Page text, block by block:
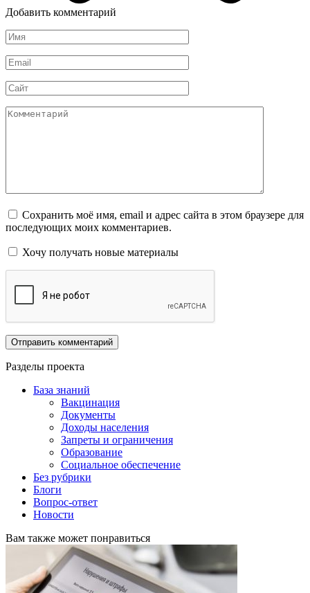
Добавить комментарий
Имя
*
Email
*
Сайт
Комментарий
Сохранить моё имя, email и адрес сайта в этом браузере для
последующих моих комментариев.
Хочу получать новые материалы
Разделы проекта
База знаний
Вакцинация
Документы
Доходы населения
Запреты и ограничения
Образование
Социальное обеспечение
Без рубрики
Блоги
Вопрос-ответ
Новости
Вам также может понравиться